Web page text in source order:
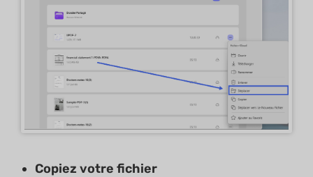
Copiez votre fichier